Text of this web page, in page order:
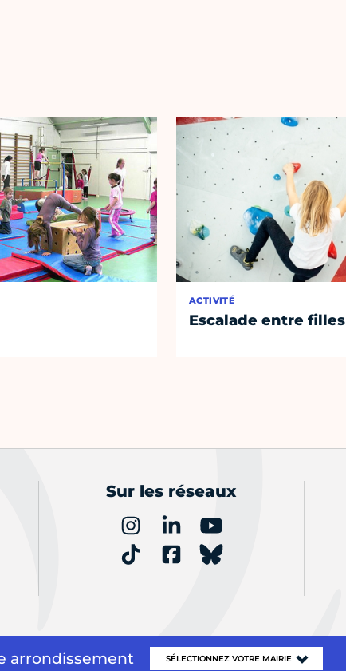
ACTIVITÉ
Escalade entre filles
Sur les réseaux
arrondissement